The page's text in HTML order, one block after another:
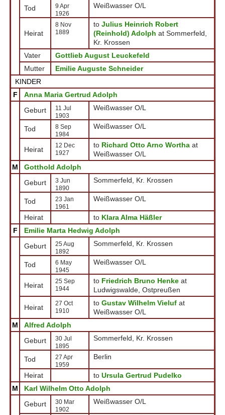
Tod
9 Apr
1926
Weißwasser O/L
Heirat
8 Nov
1889
to Julius Heinrich Robert
(Reinhold) Adolph at Sommerfeld,
Kr. Krossen
Vater
Gottlieb August Leuckefeld
Mutter
Emilie Auguste Schneider
KINDER
F
Anna Maria Gertrud Adolph
Geburt
11 Jul
1903
Weißwasser O/L
Tod
8 Sep
1984
Weißwasser O/L
Heirat
12 Dec
1927
to Richard Otto Arno Wortha at
Weißwasser O/L
M
Gotthold Adolph
Geburt
3 Jun
1890
Sommerfeld, Kr. Krossen
Tod
23 Jan
1961
Weißwasser O/L
Heirat to Klara Alma Häßler
F
Emilie Marta Hedwig Adolph
Geburt
25 Aug
1892
Sommerfeld, Kr. Krossen
Tod
6 May
1945
Weißwasser O/L
Heirat
25 Sep
1944
to Friedrich Bruno Henke at
Ludwigswalde, Ostpreußen
Heirat
27 Oct
1910
to Gustav Wilhelm Vieluf at
Weißwasser O/L
M
Alfred Adolph
Geburt
30 Jul
1895
Sommerfeld, Kr. Krossen
Tod
27 Apr
1959
Berlin
Heirat to Ursula Gertrud Pudelko
M
Karl Wilhelm Otto Adolph
Geburt
30 Mar
1902
Weißwasser O/L